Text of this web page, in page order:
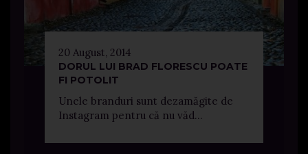
20 August, 2014
DORUL LUI BRAD FLORESCU POATE
FI POTOLIT
Unele branduri sunt dezamăgite de
Instagram pentru că nu văd...